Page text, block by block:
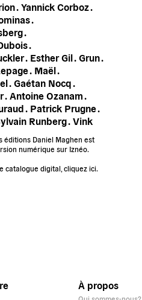
. Yannick Corboz .
.
.
.
. Esther Gil . Grun .
. Maël .
. Gaétan Nocq .
. Antoine Ozanam .
. Patrick Prugne .
Runberg . Vink
éditions Daniel Maghen est
numérique sur Iznéo.
catalogue digital, cliquez ici.
À propos